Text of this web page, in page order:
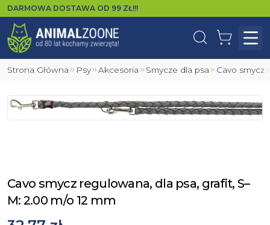
DARMOWA DOSTAWA OD 99 ZŁ!!!
WyszukajKoszyk
Strona Główna Psy Akcesoria Smycze dla psa Cavo
Cavo smycz regulowana, dla psa, grafit, S–
M: 2.00 m/o 12 mm